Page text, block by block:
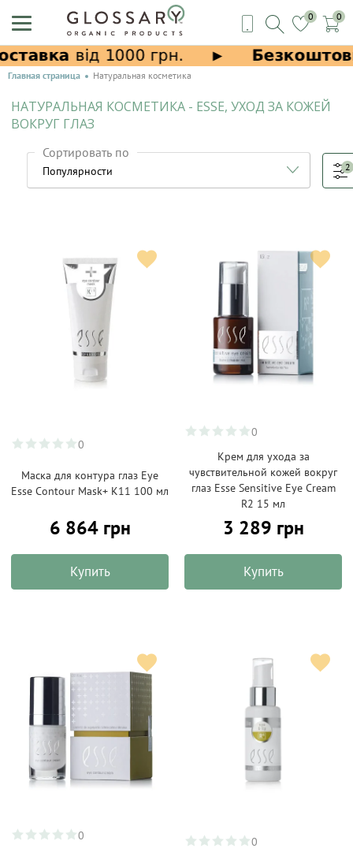
0 0
Главная страница Натуральная косметика
НАТУРАЛЬНАЯ КОСМЕТИКА - ESSE, УХОД ЗА КОЖЕЙ
ВОКРУГ ГЛАЗ
Сортировать по
2
0
Маска для контура глаз Eye
Esse Contour Mask+ К11 100 мл
6 864 грн
Купить
0
Крем для ухода за
чувствительной кожей вокруг
глаз Esse Sensitive Eye Cream
R2 15 мл
3 289 грн
Купить
0
0